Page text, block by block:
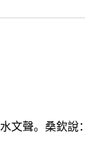
文聲。桑欽